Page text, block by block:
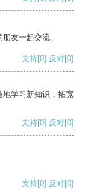
友一起交流。
支持[0] 反对[0]
地学习新知识，拓宽
支持[0] 反对[0]
支持[0] 反对[0]